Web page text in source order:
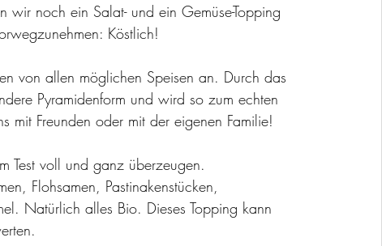
wir noch ein Salat- und ein Gemüse-Topping
Köstlich!
von allen möglichen Speisen an. Durch das
Pyramidenform und wird so zum echten
mit Freunden oder mit der eigenen Familie!
Test voll und ganz überzeugen.
Flohsamen, Pastinakenstücken,
Natürlich alles Bio. Dieses Topping kann